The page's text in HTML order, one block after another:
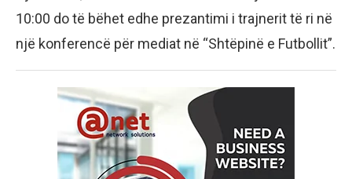
10:00 do të bëhet edhe prezantimi i trajnerit të ri në
një konferencë për mediat në “Shtëpinë e Futbollit”.